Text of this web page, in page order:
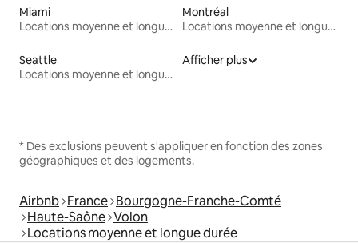
Miami
Locations moyenne et longue durée
Montréal
Locations moyenne et longue durée
Seattle
Locations moyenne et longue durée
Afficher plus
* Des exclusions peuvent s'appliquer en fonction des zones
géographiques et des logements.
Airbnb France Bourgogne-Franche-Comté
Haute-Saône Volon
Locations moyenne et longue durée